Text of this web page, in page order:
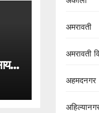
अमरावती
अमरावती
अहमदनगर